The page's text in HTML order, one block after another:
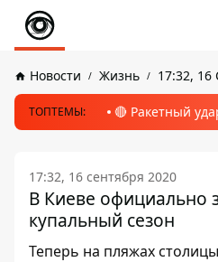
Новости Жизнь 17:32, 16
ТОПТЕМЫ: 🔴 Ракетный
17:32, 16 сентября 2020
В Киеве официально
купальный сезон
Теперь на пляжах